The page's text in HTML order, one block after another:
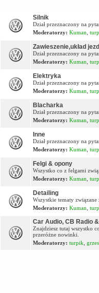
Silnik
Dział przeznaczony na
Moderatorzy: Kuman
Zawieszenie,układ
Dział przeznaczony na
Moderatorzy: Kuman
Elektryka
Dział przeznaczony na
Moderatorzy: Kuman
Blacharka
Dział przeznaczony na
Moderatorzy: Kuman
Inne
Dział przeznaczony na
Moderatorzy: Kuman
Felgi & opony
Wszystko co z felgami
Moderatorzy: Kuman
Detailing
Wszystkie tematy
Moderatorzy: Kuman
Car Audio, CB Radio
Znajdziesz tutaj wszystko
przeróżne nowinki.
Moderatorzy: turpik